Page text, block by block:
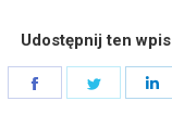
Udostępnij ten wpis